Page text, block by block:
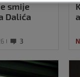
smije
Dalića
3